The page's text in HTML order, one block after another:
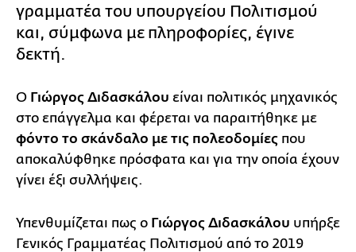
γραμματέα του υπουργείου Πολιτισμού
και, σύμφωνα με πληροφορίες, έγινε
δεκτή.
Ο Γιώργος Διδασκάλου είναι πολιτικός μηχανικός
στο επάγγελμα και φέρεται να παραιτήθηκε με
φόντο το σκάνδαλο με τις πολεοδομίες που
αποκαλύφθηκε πρόσφατα και για την οποία έχουν
γίνει έξι συλλήψεις.
Υπενθυμίζεται πως ο Γιώργος Διδασκάλου υπήρξε
Γενικός Γραμματέας Πολιτισμού από το 2019